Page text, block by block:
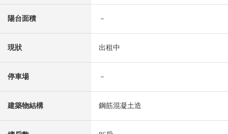
陽台面積 －
現狀 出租中
停車場 －
建築物結構 鋼筋混凝土造